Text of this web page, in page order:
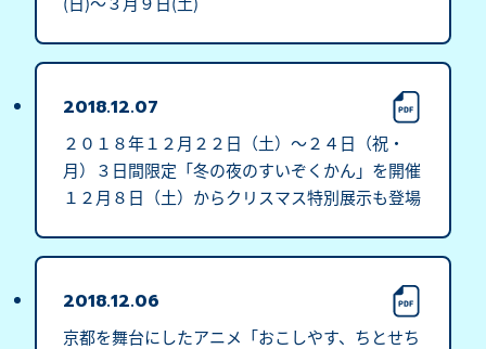
2018.12.07
２０１８年１２月２２日（土）～２４日（祝・
月）３日間限定「冬の夜のすいぞくかん」を開催
１２月８日（土）からクリスマス特別展示も登場
2018.12.06
京都を舞台にしたアニメ「おこしやす、ちとせち